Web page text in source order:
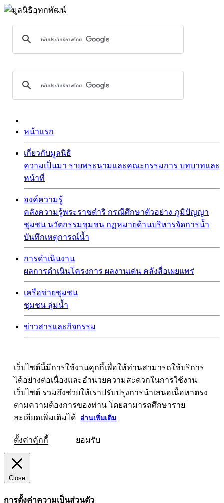
หน้าแรก
เกี่ยวกับมูลนิธิ
ความเป็นมา รายพระนามและคณะกรรมการ บทบาทและ
หน้าที่
องค์ความรู้
คลังความรู้พระราชดำริ กรณีศึกษาตัวอย่าง ภูมิปัญญา
ชุมชน นวัตกรรมชุมชน กฏหมายด้านบริหารจัดการน้ำ
บันทึกเหตุการณ์น้ำ
การดำเนินงาน
ผลการดำเนินโครงการ ผลงานเด่น คลังสื่อเผยแพร่
เครือข่ายชุมชน
ชุมชน ลุ่มน้ำ
ข่าวสารและกิจกรรม
เว็บไซต์นี้มีการใช้งานคุกกี้เพื่อให้ท่านสามารถใช้บริการ
ได้อย่างต่อเนื่องและอำนวยความสะดวกในการใช้งาน
เว็บไซต์ รวมถึงช่วยให้เราปรับปรุงการนำเสนอเนื้อหาตรง
ตามความต้องการของท่าน โดยสามารถศึกษาราย
ละเอียดเพิ่มเติมได้
อ่านเพิ่มเติม
ตั้งค่าคุ้กกี้ ยอมรับ
Close
การตั้งค่าความเป็นส่วนตัว